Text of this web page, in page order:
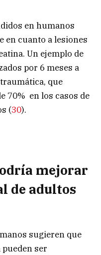
en humanos
en cuanto a lesiones
Un ejemplo de
por 6 meses a
que
70% en los casos de
(30).
mejorar
de adultos
sugieren que
ser